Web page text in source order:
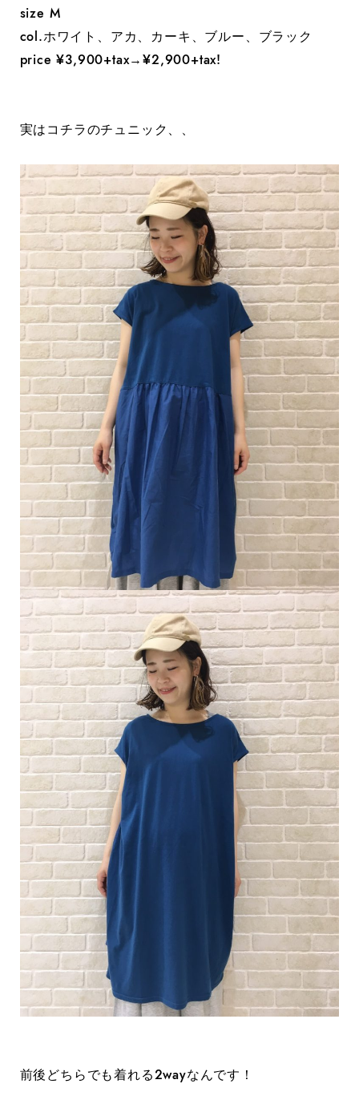
size M
col.ホワイト、アカ、カーキ、ブルー、ブラック
price ¥3,900+tax→¥2,900+tax!
実はコチラのチュニック、、
前後どちらでも着れる2wayなんです！